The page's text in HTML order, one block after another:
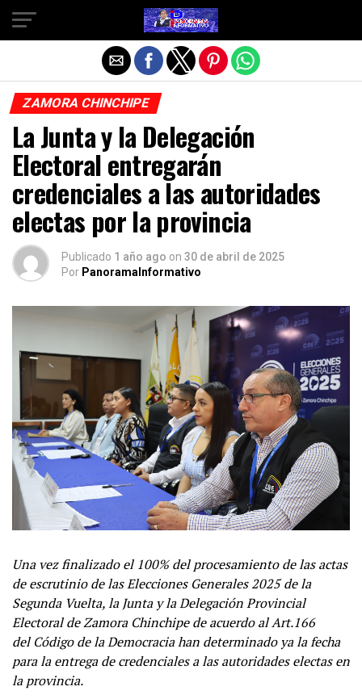
ZAMORA CHINCHIPE
La Junta y la Delegación
Electoral entregarán
credenciales a las autoridades
electas por la provincia
Publicado 1 año ago on 30 de abril de 2025
Por PanoramaInformativo
Una vez finalizado el 100% del procesamiento de las actas
de escrutinio de las Elecciones Generales 2025 de la
Segunda Vuelta, la Junta y la Delegación Provincial
Electoral de Zamora Chinchipe de acuerdo al Art.166
del Código de la Democracia han determinado ya la fecha
para la entrega de credenciales a las autoridades electas en
la provincia.
Salir de la versión móvil